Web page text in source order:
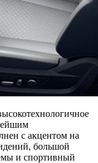
с акцентом на
большой
и спортивный